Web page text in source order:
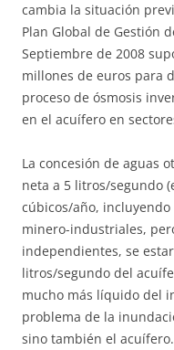
cambia la situación
Plan Global de Gestión
Septiembre de 2008
millones de euros para
proceso de ósmosis
en el acuífero en
La concesión de aguas
neta a 5 litros/segundo
cúbicos/año, incluyendo
minero-industriales,
independientes, se
litros/segundo del
mucho más líquido del
problema de la
sino también el acuífero.